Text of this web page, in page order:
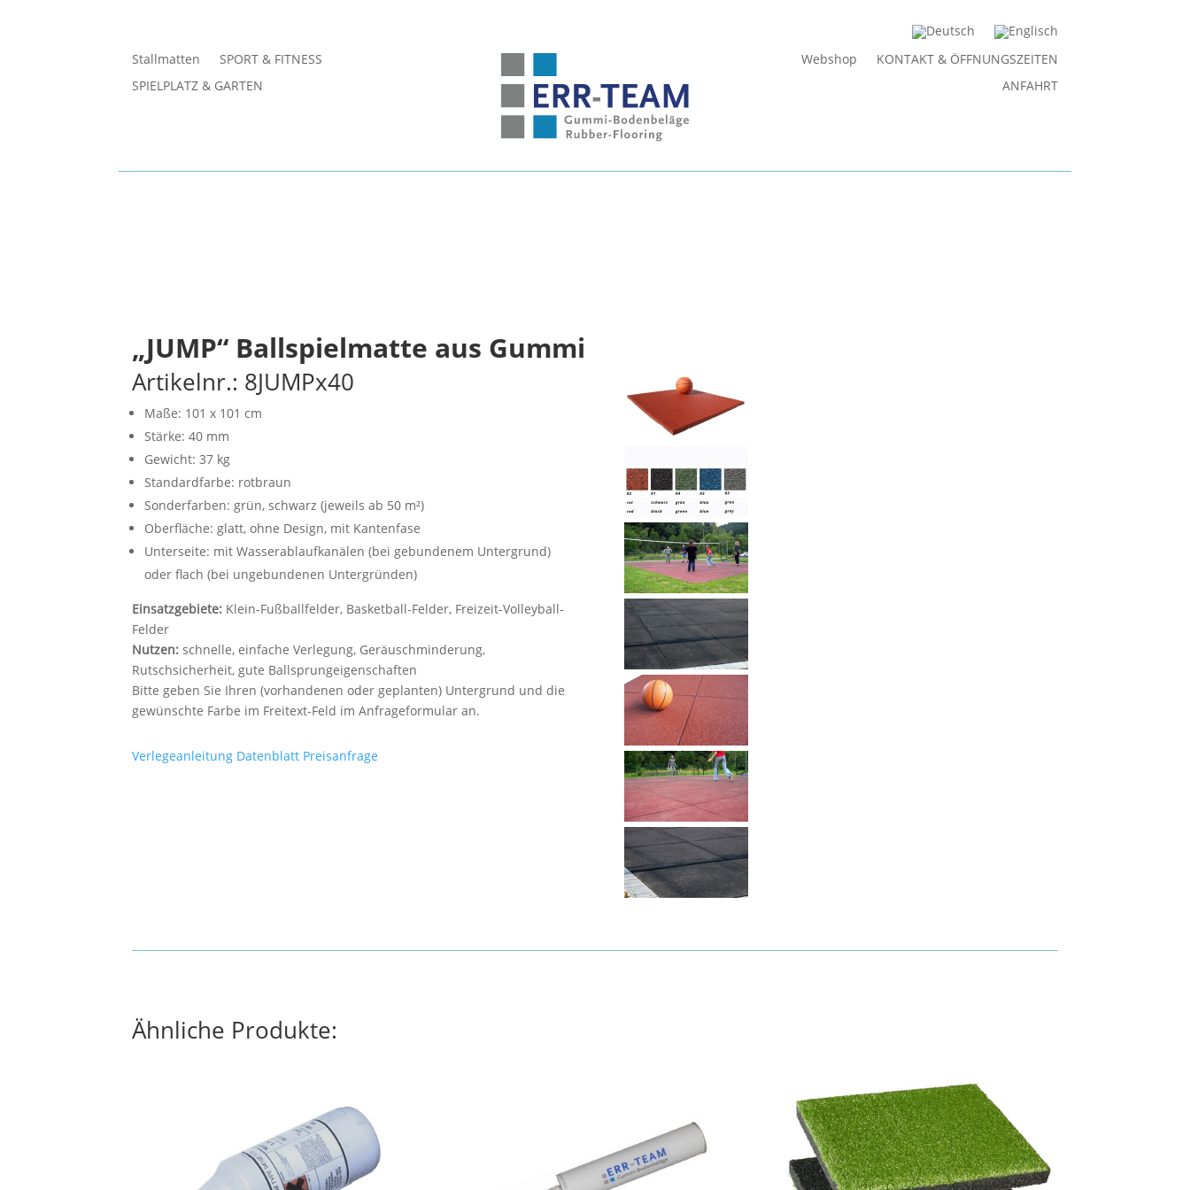
Stallmatten
SPORT & FITNESS
SPIELPLATZ & GARTEN
Webshop
KONTAKT & ÖFFNUNGSZEITEN
ANFAHRT
„JUMP“ Ballspielmatte aus Gummi
Artikelnr.: 8JUMPx40
Maße: 101 x 101 cm
Stärke: 40 mm
Gewicht: 37 kg
Standardfarbe: rotbraun
Sonderfarben: grün, schwarz (jeweils ab 50 m²)
Oberfläche: glatt, ohne Design, mit Kantenfase
Unterseite: mit Wasserablaufkanälen (bei gebundenem Untergrund)
oder flach (bei ungebundenen Untergründen)
Einsatzgebiete: Klein-Fußballfelder, Basketball-Felder, Freizeit-Volleyball-
Felder
Nutzen: schnelle, einfache Verlegung, Geräuschminderung,
Rutschsicherheit, gute Ballsprungeigenschaften
Bitte geben Sie Ihren (vorhandenen oder geplanten) Untergrund und die
gewünschte Farbe im Freitext-Feld im Anfrageformular an.
Verlegeanleitung Datenblatt Preisanfrage
Ähnliche Produkte: